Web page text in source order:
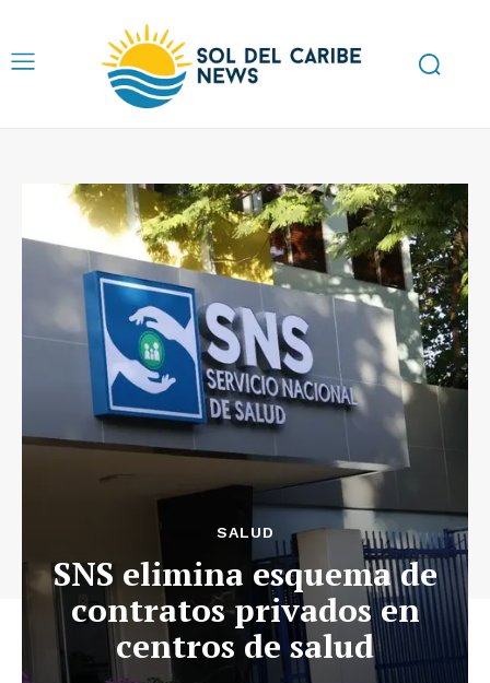
SALUD
SNS elimina esquema de
contratos privados en
centros de salud